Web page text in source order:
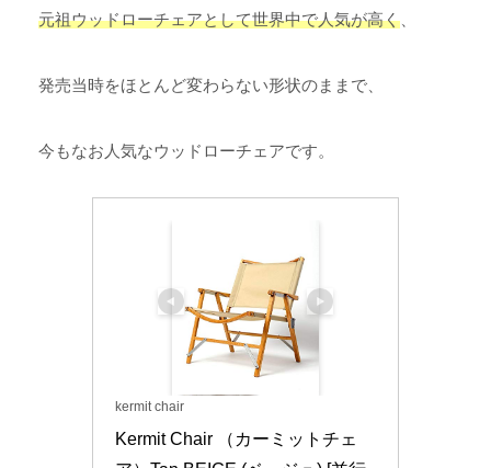
元祖ウッドローチェアとして世界中で人気が高く
発売当時をほとんど変わらない形状のままで、
今もなお人気なウッドローチェアです。
kermit chair
Kermit Chair （カーミットチェ